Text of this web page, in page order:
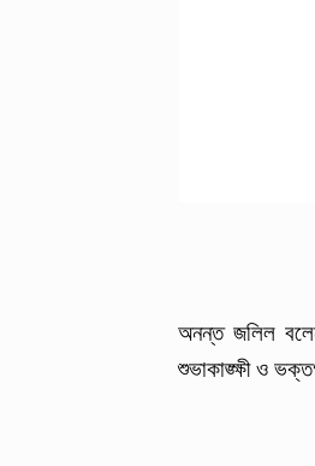
অনন্ত জলিল
শুভাকাঙ্ক্ষী ও